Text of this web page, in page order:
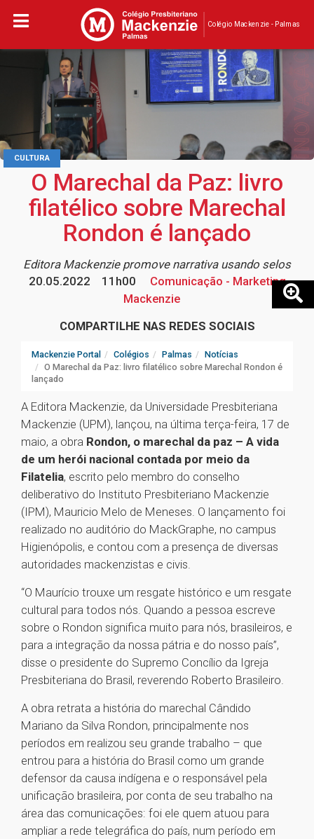
Colégio Mackenzie - Palmas
CULTURA
O Marechal da Paz: livro
filatélico sobre Marechal
Rondon é lançado
Editora Mackenzie promove narrativa usando selos
20.05.2022
11h00
Comunicação - Marketing
Mackenzie
COMPARTILHE NAS REDES SOCIAIS
Mackenzie Portal Colégios Palmas
Notícias
O Marechal da Paz: livro filatélico sobre Marechal Rondon é
lançado
A Editora Mackenzie, da Universidade Presbiteriana
Mackenzie (UPM), lançou, na última terça-feira, 17 de
maio, a obra Rondon, o marechal da paz – A vida
de um herói nacional contada por meio da
Filatelia, escrito pelo membro do conselho
deliberativo do Instituto Presbiteriano Mackenzie
(IPM), Mauricio Melo de Meneses. O lançamento foi
realizado no auditório do MackGraphe, no campus
Higienópolis, e contou com a presença de diversas
autoridades mackenzistas e civis.
“O Maurício trouxe um resgate histórico e um resgate
cultural para todos nós. Quando a pessoa escreve
sobre o Rondon significa muito para nós, brasileiros, e
para a integração da nossa pátria e do nosso país”,
disse o presidente do Supremo Concílio da Igreja
Presbiteriana do Brasil, reverendo Roberto Brasileiro.
A obra retrata a história do marechal Cândido
Mariano da Silva Rondon, principalmente nos
períodos em realizou seu grande trabalho – que
entrou para a história do Brasil como um grande
defensor da causa indígena e o responsável pela
unificação brasileira, por conta de seu trabalho na
área das comunicações: foi ele quem atuou para
ampliar a rede telegráfica do país, num período em